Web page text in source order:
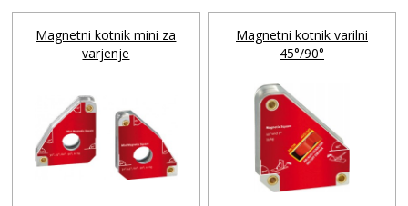
Magnetni kotnik mini za
varjenje
Magnetni kotnik varilni
45°/90°